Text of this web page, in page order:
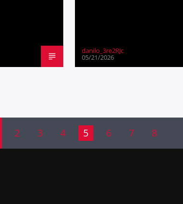
danilo_3re2RJc
05/21/2026
2 3 4 5 6 7 8